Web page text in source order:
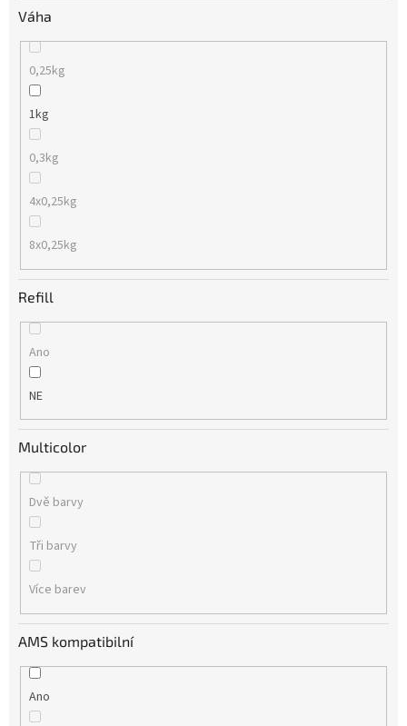
Váha
0,25kg
1kg
0,3kg
4x0,25kg
8x0,25kg
Refill
Ano
NE
Multicolor
Dvě barvy
Tři barvy
Více barev
AMS kompatibilní
Ano